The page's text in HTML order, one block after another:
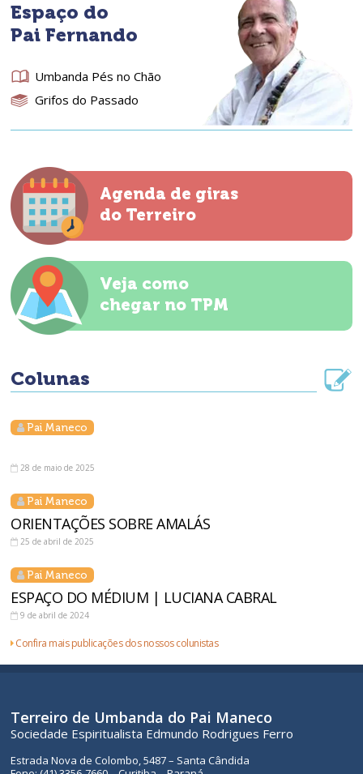
Espaço do
Pai Fernando
Umbanda Pés no Chão
Grifos do Passado
Agenda de giras
do Terreiro
Veja como
chegar no TPM
Colunas
Pai Maneco
28 de maio de 2025
Pai Maneco
ORIENTAÇÕES SOBRE AMALÁS
25 de abril de 2025
Pai Maneco
ESPAÇO DO MÉDIUM | LUCIANA CABRAL
9 de abril de 2024
Confira mais publicações dos nossos colunistas
Terreiro de Umbanda do Pai Maneco
Sociedade Espiritualista Edmundo Rodrigues Ferro
Estrada Nova de Colombo, 5487 – Santa Cândida